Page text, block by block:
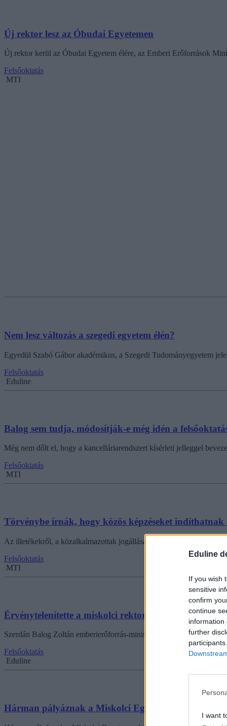
Eduline
If you wish
sensitive
confirm
continue
information
further
I want
Új rektor lesz az Óbudai Egyetemen
Új rektor kerül az Óbudai Egyetem élére, az Emberi Erőforrások
Felsőoktatás
MTI
Nem lesz változás a szegedi egyetem élén?
Egyedül Szabó Gábor akadémikus, a Szegedi Tudományegyetem
Felsőoktatás
Eduline
Balog sem tudja, módosítják-e még idén a
Még nem dőlt el, hogy a kancelláriarendszert kísérleti jelleggel
Felsőoktatás
MTI
Törvénybe írnák, hogy közös képzéseket indíthatnak
Az illetékekről, a közalkalmazottak jogállásáról, a Magyar
Felsőoktatás
MTI
Érvénytelenítette a miskolci rektorválasztás
Szerdán Balog Zoltán emberierőforrás-miniszter érvénytelenítette a
Felsőoktatás
Eduline
Hárman pályáznak a Miskolci Egyetem rektori